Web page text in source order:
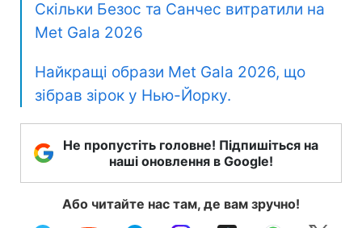
Скільки Безос та Санчес витратили на
Met Gala 2026
Найкращі образи Met Gala 2026, що
зібрав зірок у Нью-Йорку.
Не пропустіть головне! Підпишіться на
наші оновлення в Google!
Або читайте нас там, де вам зручно!